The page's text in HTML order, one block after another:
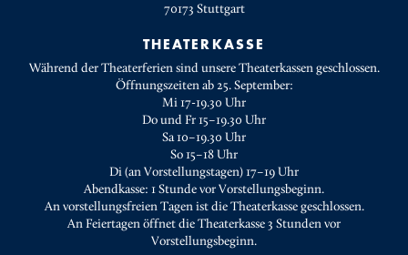
70173 Stuttgart
THEATERKASSE
Während der Theaterferien sind unsere Theaterkassen geschlossen.
Öffnungszeiten ab 25. September:
Mi 17-19.30 Uhr
Do und Fr 15–19.30 Uhr
Sa 10–19.30 Uhr
So 15–18 Uhr
Di (an Vorstellungstagen) 17–19 Uhr
Abendkasse: 1 Stunde vor Vorstellungsbeginn.
An vorstellungsfreien Tagen ist die Theaterkasse geschlossen.
An Feiertagen öffnet die Theaterkasse 3 Stunden vor
Vorstellungsbeginn.